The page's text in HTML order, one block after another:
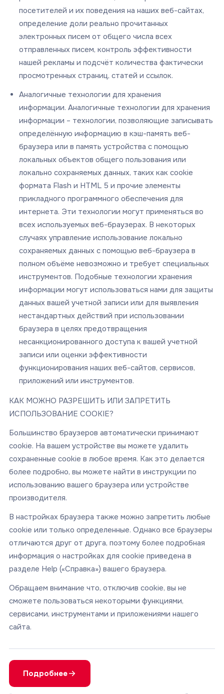
посетителей и их поведения на наших веб-сайтах,
определение доли реально прочитанных
электронных писем от общего числа всех
отправленных писем, контроль эффективности
нашей рекламы и подсчёт количества фактически
просмотренных страниц, статей и ссылок.
Аналогичные технологии для хранения
информации. Аналогичные технологии для хранения
информации – технологии, позволяющие записывать
определённую информацию в кэш-память веб-
браузера или в память устройства с помощью
локальных объектов общего пользования или
локально сохраняемых данных, таких как cookie
формата Flash и HTML 5 и прочие элементы
прикладного программного обеспечения для
интернета. Эти технологии могут применяться во
всех используемых веб-браузерах. В некоторых
случаях управление использование локально
сохраняемых данных с помощью веб-браузера в
полном объёме невозможно и требует специальных
инструментов. Подобные технологии хранения
информации могут использоваться нами для защиты
данных вашей учетной записи или для выявления
нестандартных действий при использовании
браузера в целях предотвращения
несанкционированного доступа к вашей учетной
записи или оценки эффективности
функционирования наших веб-сайтов, сервисов,
приложений или инструментов.
КАК МОЖНО РАЗРЕШИТЬ ИЛИ ЗАПРЕТИТЬ
ИСПОЛЬЗОВАНИЕ COOKIE?
Большинство браузеров автоматически принимают
cookie. На вашем устройстве вы можете удалить
сохраненные cookie в любое время. Как это делается
более подробно, вы можете найти в инструкции по
использованию вашего браузера или устройстве
производителя.
В настройках браузера также можно запретить любые
cookie или только определенные. Однако все браузеры
отличаются друг от друга, поэтому более подробная
информация о настройках для cookie приведена в
разделе Help («Справка») вашего браузера.
Обращаем внимание что, отключив cookie, вы не
сможете пользоваться некоторыми функциями,
сервисами, инструментами и приложениями нашего
сайта.
Подробнее